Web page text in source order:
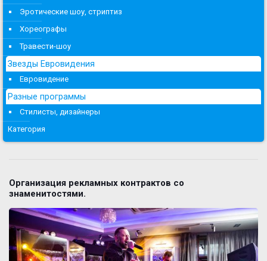
Эротические шоу, стриптиз
Хореографы
Травести-шоу
Звезды Евровидения
Евровидение
Разные программы
Стилисты, дизайнеры
Категория
Организация рекламных контрактов со
знаменитостями.